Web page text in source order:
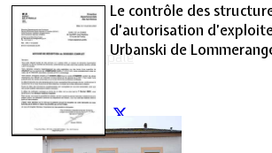
Vie Municipale
Le contrôle des
d’autorisation
Urbanski de